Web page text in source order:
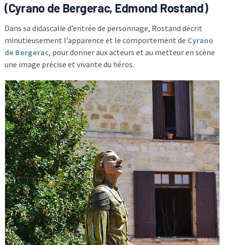
(Cyrano de Bergerac, Edmond Rostand)
Dans sa didascalie d’entrée de personnage, Rostand décrit
minutieusement l’apparence et le comportement de Cyrano
de Bergerac, pour donner aux acteurs et au metteur en scène
une image précise et vivante du héros.